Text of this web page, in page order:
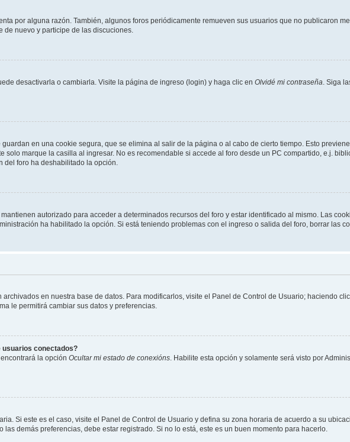
por alguna razón. También, algunos foros periódicamente remueven sus usuarios que no publicaron
nuevo y participe de las discuciones.
desactivarla o cambiarla. Visite la página de ingreso (login) y haga clic en Olvidé mi contraseña . Siga
en una cookie segura, que se elimina al salir de la página o al cabo de cierto tiempo. Esto
marque la casilla al ingresar. No es recomendable si accede al foro desde un PC compartido, e.j.
foro ha deshabilitado la opción.
autorizado para acceder a determinados recursos del foro y estar identificado al mismo. Las
ha habilitado la opción. Si está teniendo problemas con el ingreso o salida del foro, borrar las
en nuestra base de datos. Para modificarlos, visite el Panel de Control de Usuario; haciendo
le permitirá cambiar sus datos y preferencias.
usuarios conectados?
la opción Ocultar mi estado de conexións . Habilite esta opción y solamente será visto por
Si este es el caso, visite el Panel de Control de Usuario y defina su zona horaria de acuerdo a su
demás preferencias, debe estar registrado. Si no lo está, este es un buen momento para hacerlo.